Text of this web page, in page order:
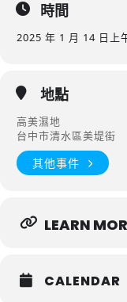
時間
2025 年 1 月 14 日 上
地點
高美濕地
台中市清水區美堤街
其他事件
LEARN
CALENDAR